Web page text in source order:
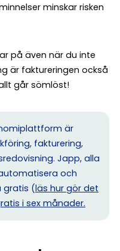
minskar risken
på även när du inte
är faktureringen också
går sömlöst!
är
fakturering,
Japp, alla
och
gratis (läs hur gör det
i sex månader.